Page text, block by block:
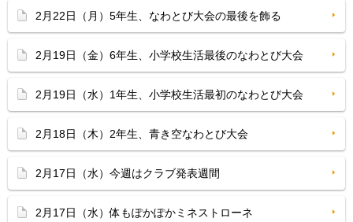
2月22日（月）5年生、なわとび大会の最後を飾る
2月19日（金）6年生、小学校生活最後のなわとび大会
2月19日（水）1年生、小学校生活最初のなわとび大会
2月18日（木）2年生、青き空なわとび大会
2月17日（水）今週はクラブ発表週間
2月17日（水）体もぽかぽかミネストローネ